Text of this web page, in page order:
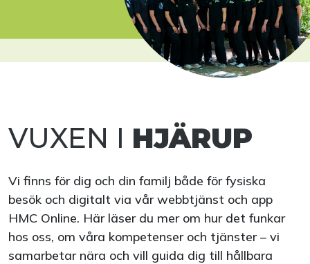
VUXEN I HJÄRUP
Vi finns för dig och din familj både för fysiska
besök och digitalt via vår webbtjänst och app
HMC Online. Här läser du mer om hur det funkar
hos oss, om våra kompetenser och tjänster – vi
samarbetar nära och vill guida dig till hållbara